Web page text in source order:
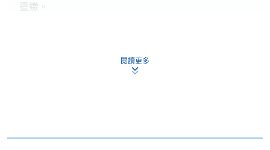
靈繳。
家長/監護人同意書
申請人如報讀兩個課程或以上，請細閱各個課程的上
備註
閱讀更多